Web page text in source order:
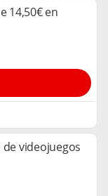
14,50€ en
videojuegos